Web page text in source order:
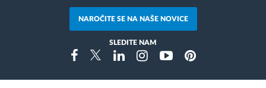
NAROČITE SE NA NAŠE NOVICE
SLEDITE NAM
FacebookTwitterLinkedinInstragramYoutubePinterest